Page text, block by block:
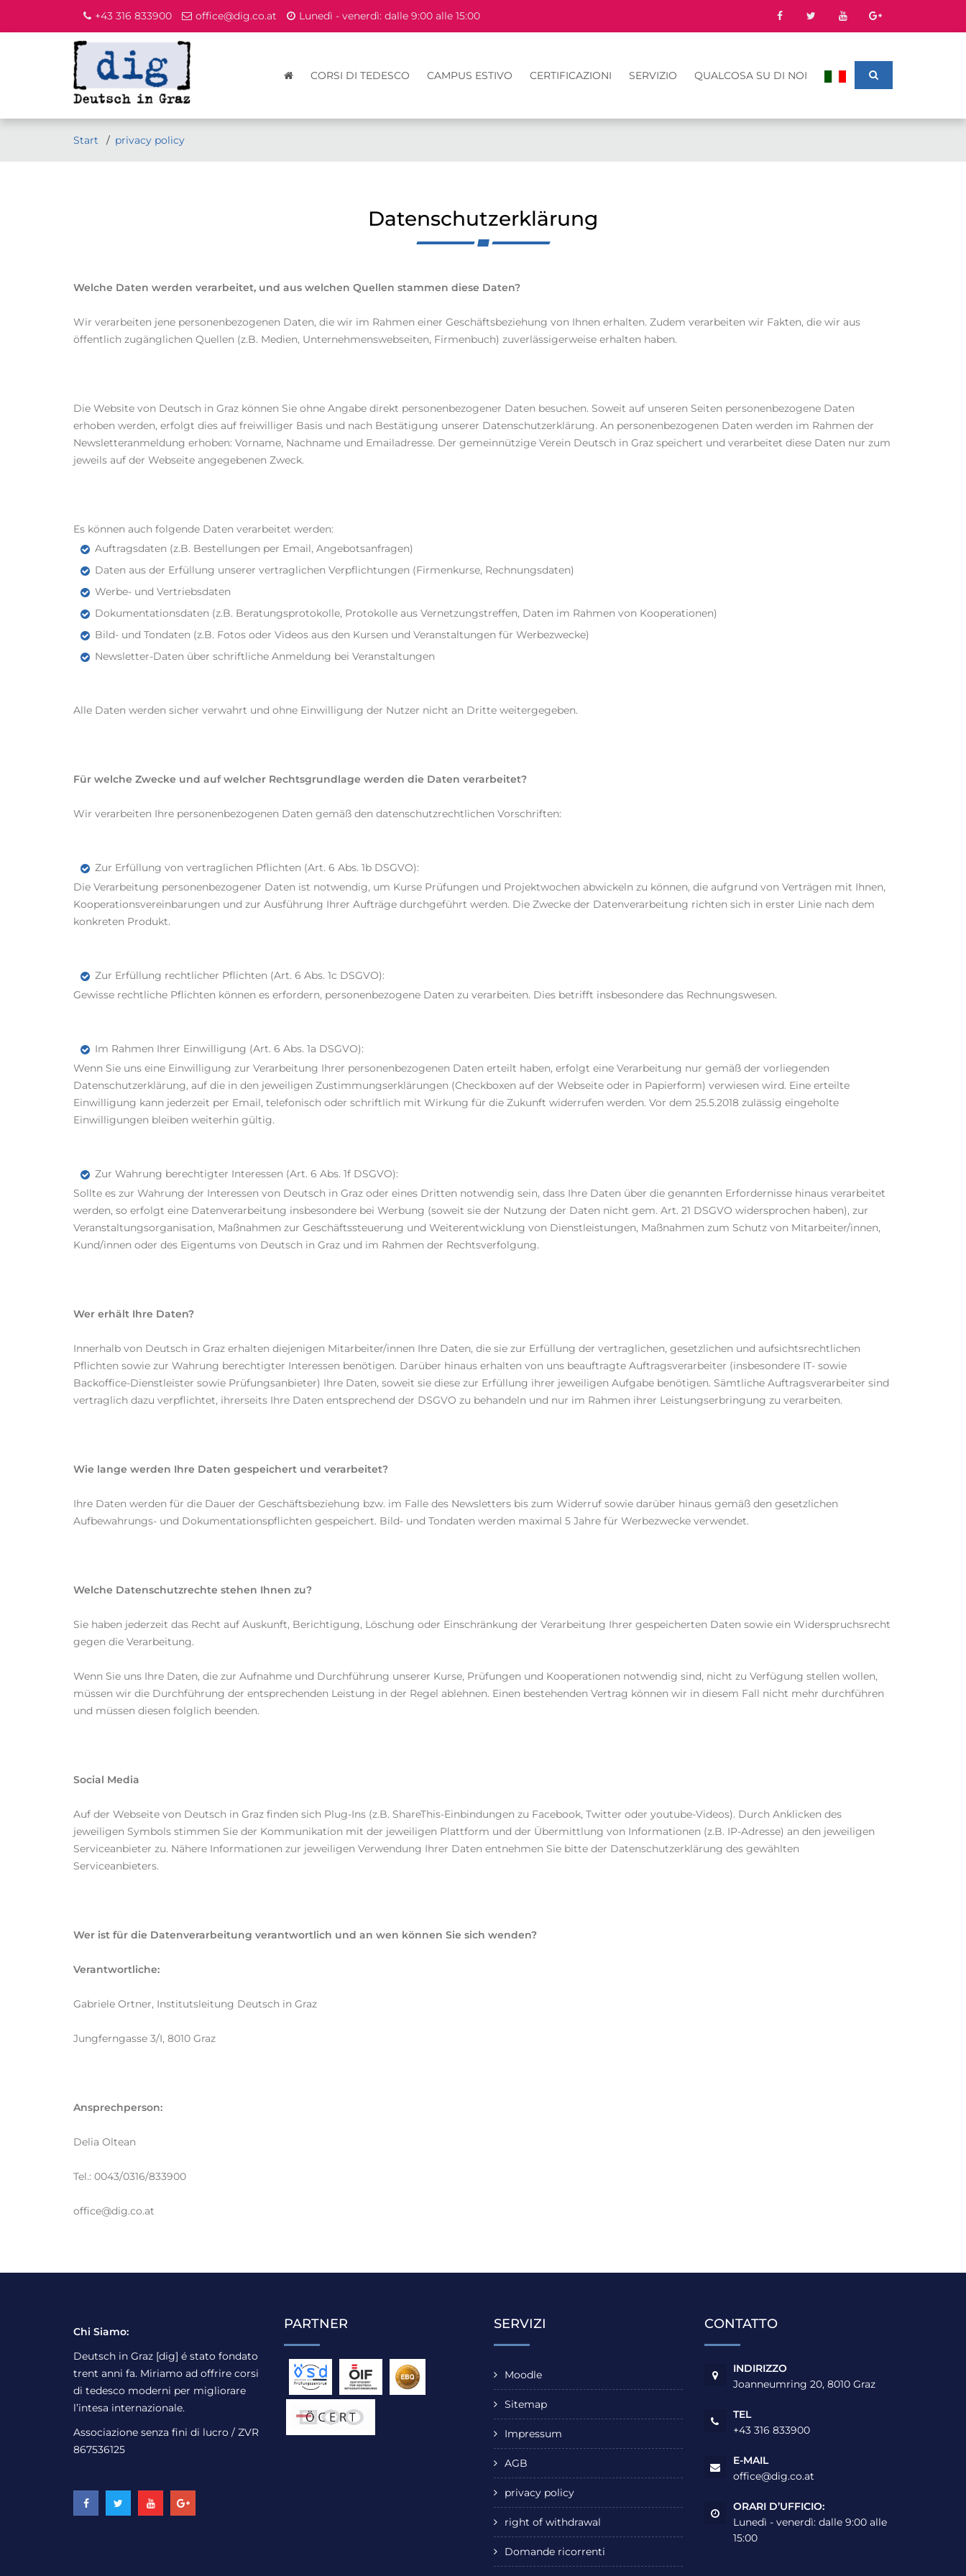
+43 316 833900 office@dig.co.at Lunedì - venerdì: dalle 9:00 alle 15:00
CORSI DI TEDESCO CAMPUS ESTIVO CERTIFICAZIONI SERVIZIO QUALCOSA SU DI NOI
Start privacy policy
Datenschutzerklärung
Welche Daten werden verarbeitet, und aus welchen Quellen stammen diese Daten?
Wir verarbeiten jene personenbezogenen Daten, die wir im Rahmen einer Geschäftsbeziehung von Ihnen erhalten. Zudem verarbeiten wir Fakten, die wir aus
öffentlich zugänglichen Quellen (z.B. Medien, Unternehmenswebseiten, Firmenbuch) zuverlässigerweise erhalten haben.
Die Website von Deutsch in Graz können Sie ohne Angabe direkt personenbezogener Daten besuchen. Soweit auf unseren Seiten personenbezogene Daten
erhoben werden, erfolgt dies auf freiwilliger Basis und nach Bestätigung unserer Datenschutzerklärung. An personenbezogenen Daten werden im Rahmen der
Newsletteranmeldung erhoben: Vorname, Nachname und Emailadresse. Der gemeinnützige Verein Deutsch in Graz speichert und verarbeitet diese Daten nur zum
jeweils auf der Webseite angegebenen Zweck.
Es können auch folgende Daten verarbeitet werden:
Auftragsdaten (z.B. Bestellungen per Email, Angebotsanfragen)
Daten aus der Erfüllung unserer vertraglichen Verpflichtungen (Firmenkurse, Rechnungsdaten)
Werbe- und Vertriebsdaten
Dokumentationsdaten (z.B. Beratungsprotokolle, Protokolle aus Vernetzungstreffen, Daten im Rahmen von Kooperationen)
Bild- und Tondaten (z.B. Fotos oder Videos aus den Kursen und Veranstaltungen für Werbezwecke)
Newsletter-Daten über schriftliche Anmeldung bei Veranstaltungen
Alle Daten werden sicher verwahrt und ohne Einwilligung der Nutzer nicht an Dritte weitergegeben.
Für welche Zwecke und auf welcher Rechtsgrundlage werden die Daten verarbeitet?
Wir verarbeiten Ihre personenbezogenen Daten gemäß den datenschutzrechtlichen Vorschriften:
Zur Erfüllung von vertraglichen Pflichten (Art. 6 Abs. 1b DSGVO):
Die Verarbeitung personenbezogener Daten ist notwendig, um Kurse Prüfungen und Projektwochen abwickeln zu können, die aufgrund von Verträgen mit Ihnen,
Kooperationsvereinbarungen und zur Ausführung Ihrer Aufträge durchgeführt werden. Die Zwecke der Datenverarbeitung richten sich in erster Linie nach dem
konkreten Produkt.
Zur Erfüllung rechtlicher Pflichten (Art. 6 Abs. 1c DSGVO):
Gewisse rechtliche Pflichten können es erfordern, personenbezogene Daten zu verarbeiten. Dies betrifft insbesondere das Rechnungswesen.
Im Rahmen Ihrer Einwilligung (Art. 6 Abs. 1a DSGVO):
Wenn Sie uns eine Einwilligung zur Verarbeitung Ihrer personenbezogenen Daten erteilt haben, erfolgt eine Verarbeitung nur gemäß der vorliegenden
Datenschutzerklärung, auf die in den jeweiligen Zustimmungserklärungen (Checkboxen auf der Webseite oder in Papierform) verwiesen wird. Eine erteilte
Einwilligung kann jederzeit per Email, telefonisch oder schriftlich mit Wirkung für die Zukunft widerrufen werden. Vor dem 25.5.2018 zulässig eingeholte
Einwilligungen bleiben weiterhin gültig.
Zur Wahrung berechtigter Interessen (Art. 6 Abs. 1f DSGVO):
Sollte es zur Wahrung der Interessen von Deutsch in Graz oder eines Dritten notwendig sein, dass Ihre Daten über die genannten Erfordernisse hinaus verarbeitet
werden, so erfolgt eine Datenverarbeitung insbesondere bei Werbung (soweit sie der Nutzung der Daten nicht gem. Art. 21 DSGVO widersprochen haben), zur
Veranstaltungsorganisation, Maßnahmen zur Geschäftssteuerung und Weiterentwicklung von Dienstleistungen, Maßnahmen zum Schutz von Mitarbeiter/innen,
Kund/innen oder des Eigentums von Deutsch in Graz und im Rahmen der Rechtsverfolgung.
Wer erhält Ihre Daten?
Innerhalb von Deutsch in Graz erhalten diejenigen Mitarbeiter/innen Ihre Daten, die sie zur Erfüllung der vertraglichen, gesetzlichen und aufsichtsrechtlichen
Pflichten sowie zur Wahrung berechtigter Interessen benötigen. Darüber hinaus erhalten von uns beauftragte Auftragsverarbeiter (insbesondere IT- sowie
Backoffice-Dienstleister sowie Prüfungsanbieter) Ihre Daten, soweit sie diese zur Erfüllung ihrer jeweiligen Aufgabe benötigen. Sämtliche Auftragsverarbeiter sind
vertraglich dazu verpflichtet, ihrerseits Ihre Daten entsprechend der DSGVO zu behandeln und nur im Rahmen ihrer Leistungserbringung zu verarbeiten.
Wie lange werden Ihre Daten gespeichert und verarbeitet?
Ihre Daten werden für die Dauer der Geschäftsbeziehung bzw. im Falle des Newsletters bis zum Widerruf sowie darüber hinaus gemäß den gesetzlichen
Aufbewahrungs- und Dokumentationspflichten gespeichert. Bild- und Tondaten werden maximal 5 Jahre für Werbezwecke verwendet.
Welche Datenschutzrechte stehen Ihnen zu?
Sie haben jederzeit das Recht auf Auskunft, Berichtigung, Löschung oder Einschränkung der Verarbeitung Ihrer gespeicherten Daten sowie ein Widerspruchsrecht
gegen die Verarbeitung.
Wenn Sie uns Ihre Daten, die zur Aufnahme und Durchführung unserer Kurse, Prüfungen und Kooperationen notwendig sind, nicht zu Verfügung stellen wollen,
müssen wir die Durchführung der entsprechenden Leistung in der Regel ablehnen. Einen bestehenden Vertrag können wir in diesem Fall nicht mehr durchführen
und müssen diesen folglich beenden.
Social Media
Auf der Webseite von Deutsch in Graz finden sich Plug-Ins (z.B. ShareThis-Einbindungen zu Facebook, Twitter oder youtube-Videos). Durch Anklicken des
jeweiligen Symbols stimmen Sie der Kommunikation mit der jeweiligen Plattform und der Übermittlung von Informationen (z.B. IP-Adresse) an den jeweiligen
Serviceanbieter zu. Nähere Informationen zur jeweiligen Verwendung Ihrer Daten entnehmen Sie bitte der Datenschutzerklärung des gewählten
Serviceanbieters.
Wer ist für die Datenverarbeitung verantwortlich und an wen können Sie sich wenden?
Verantwortliche:
Gabriele Ortner, Institutsleitung Deutsch in Graz
Jungferngasse 3/I, 8010 Graz
Ansprechperson:
Delia Oltean
Tel.: 0043/0316/833900
office@dig.co.at
Chi Siamo:
Deutsch in Graz [dig] é stato fondato
trent anni fa. Miriamo ad offrire corsi
di tedesco moderni per migliorare
l’intesa internazionale.
Associazione senza fini di lucro / ZVR
867536125
PARTNER SERVIZI
Moodle
Sitemap
Impressum
AGB
privacy policy
right of withdrawal
Domande ricorrenti
CONTATTO
INDIRIZZO
Joanneumring 20, 8010 Graz
TEL
+43 316 833900
E-MAIL
office@dig.co.at
ORARI D’UFFICIO:
Lunedì - venerdì: dalle 9:00 alle
15:00